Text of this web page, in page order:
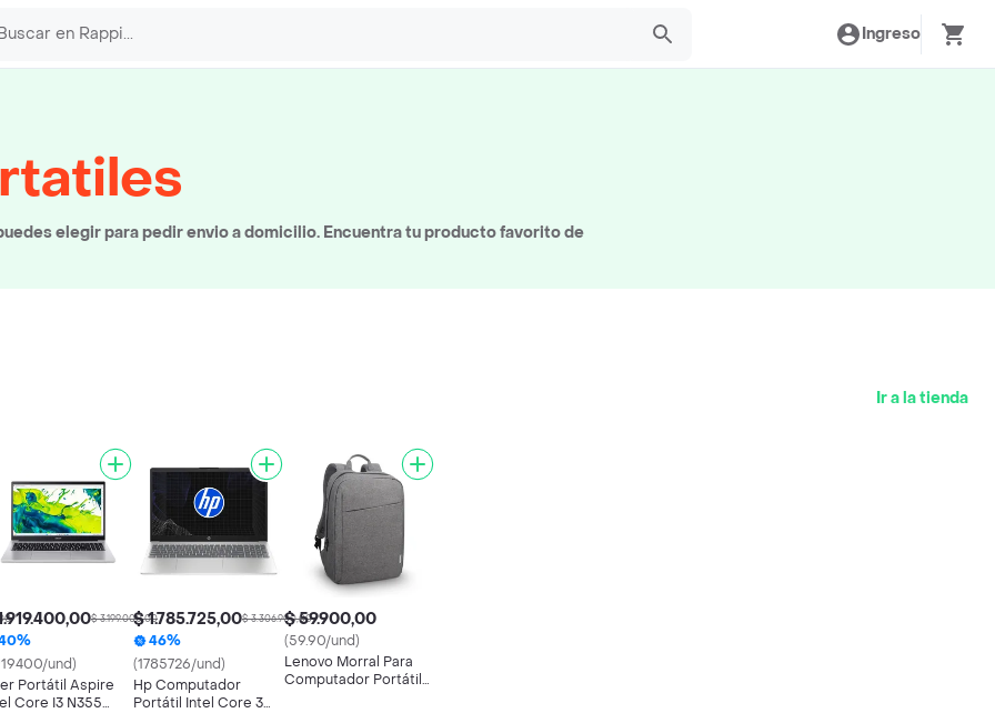
Ingreso
elegir para pedir envio a domicilio. Encuentra tu producto favorito de
Ir a la tienda
$ 3.199.000,00
und)
Portátil Aspire
Core I3 N355
$ 1.785.725,00$ 3.306.900,00
46%
(1785726/und)
Hp Computador
Portátil Intel Core 3
$ 59.900,00
(59.90/und)
Lenovo Morral Para
Computador Portátil